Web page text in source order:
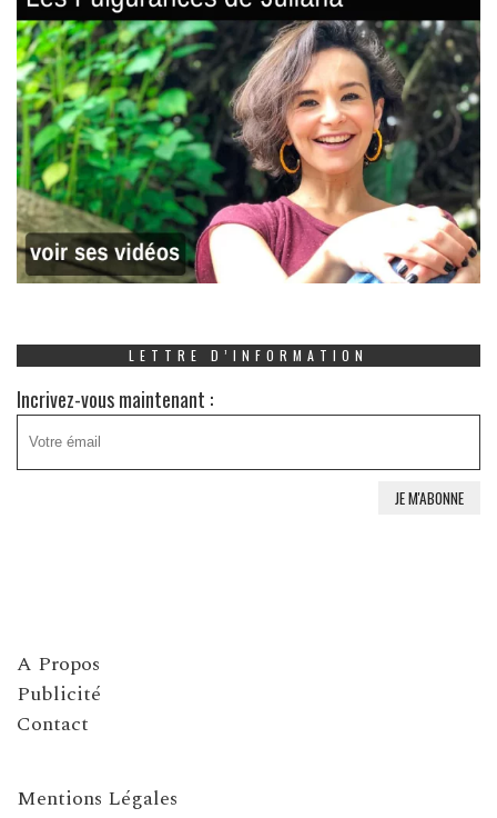
LETTRE D’INFORMATION
Incrivez-vous maintenant :
A Propos
Publicité
Contact
Mentions Légales